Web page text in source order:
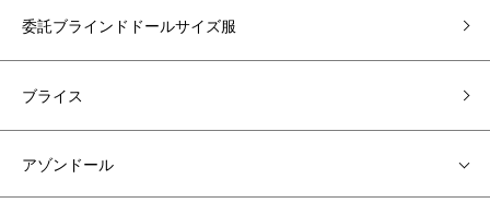
委託ブラインドドールサイズ服
ブライス
アゾンドール